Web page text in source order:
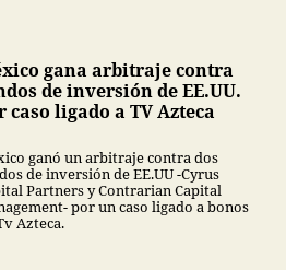
gana arbitraje contra
de inversión de EE.UU.
caso ligado a TV Azteca
ganó un arbitraje contra dos
de inversión de EE.UU -Cyrus
Partners y Contrarian Capital
por un caso ligado a bonos
Azteca.